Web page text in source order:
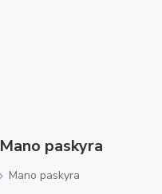
Mano paskyra
Mano paskyra